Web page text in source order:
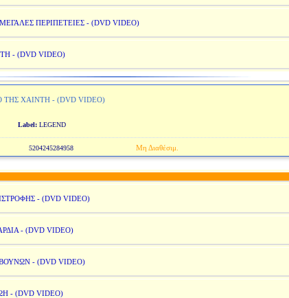
ΠΕΡΙΠΕΤΕΙΕΣ - (DVD VIDEO)
- (DVD VIDEO)
ΤΗΣ ΧΑΙΝΤΗ - (DVD VIDEO)
Label:LEGEND
5204245284958 Μη Διαθέσιμ.
- (DVD VIDEO)
- (DVD VIDEO)
- (DVD VIDEO)
- (DVD VIDEO)